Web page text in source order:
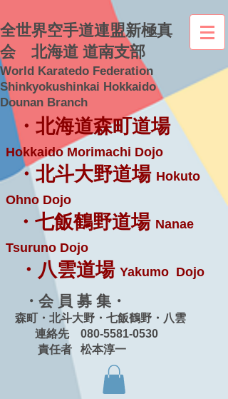
全世界空手道連盟新極真
会 北海道 道南支部
World Karatedo Federation
Shinkyokushinkai Hokkaido
Dounan Branch
・北海道森町道場
Hokkaido Morimachi Dojo
・北斗大野道場 Hokuto
Ohno Dojo
・七飯鶴野道場 Nanae
Tsuruno Dojo
・八雲道場 Yakumo Dojo
・会 員 募 集・
森町・北斗大野・七飯鶴野・八雲
連絡先 080-5581-0530
責任者 松本淳一